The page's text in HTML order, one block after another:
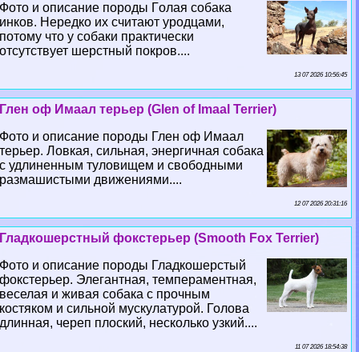
Фото и описание породы Гoлая собака
инков. Нередко их считают уpoдцами,
потому что у собаки пpaктически
отсутствует шерстный покров....
13 07 2026 10:56:45
Глен оф Имаал терьер (Glen of Imaal Terrier)
Фото и описание породы Глен оф Имаал
терьер. Ловкая, сильная, энергичная собака
с удлиненным туловищем и свободными
размашистыми движениями....
12 07 2026 20:31:16
Гладкошерстный фокстерьер (Smooth Fox Terrier)
Фото и описание породы Гладкошерстый
фокстерьер. Элегантная, темпераментная,
веселая и живая собака с прочным
костяком и сильной мускулатурой. Голова
длинная, череп плоский, несколько узкий....
11 07 2026 18:54:38